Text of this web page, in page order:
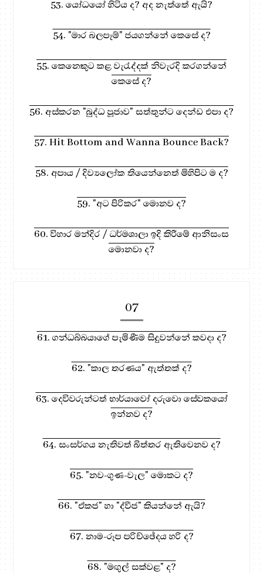
53. යෝධයෝ හිටිය ද? අද නැත්තේ ඇයි?
54. "මාර බලපෑම්" ජයගන්නේ කෙසේ ද?
55. කෙනෙකුට කළ වැරැද්දක් නිවැරදි කරගන්නේ
කෙසේ ද?
56. අස්කරන "බුද්ධ පූජාව" සත්තුන්ට දෙන්ඩ එපා ද?
57. Hit Bottom and Wanna Bounce Back?
58. අපාය / දිව්‍යලෝක තියෙන්නෙත් මිහිපිට ම ද?
59. "අට පිරිකර" මොනව ද?
60. විහාර මන්දිර / ධර්මශාලා ඉදි කිරීමේ ආනිසංස
මොනවා ද?
07
61. ගන්ධබ්බයාගේ පැමිණීම සිදුවන්නේ කවදා ද?
62. "කාල තරණය" ඇත්තක් ද?
63. දෙවිවරුන්ටත් භාර්යාවෝ දරුවො සේවකයෝ
ඉන්නව ද?
64. සංසර්ගය නැතිවත් බිත්තර ඇතිවෙනව ද?
65. "නව-ගුණ-වැල" මොකට ද?
66. "ඒකජ" හා "ද්වීජ" කියන්නේ ඇයි?
67. නාම-රූප පරිච්ඡේදය හරි ද?
68. "මඟුල් සක්වළ" ද?